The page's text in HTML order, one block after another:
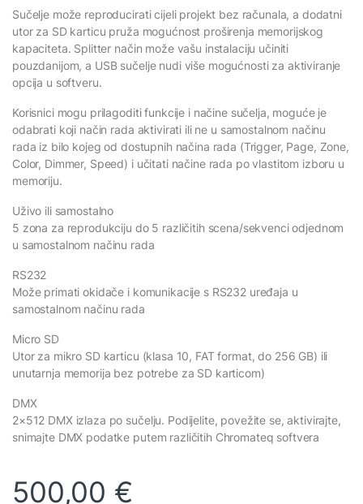
Sučelje može reproducirati cijeli projekt bez računala, a dodatni
utor za SD karticu pruža mogućnost proširenja memorijskog
kapaciteta. Splitter način može vašu instalaciju učiniti
pouzdanijom, a USB sučelje nudi više mogućnosti za aktiviranje
opcija u softveru.
Korisnici mogu prilagoditi funkcije i načine sučelja, moguće je
odabrati koji način rada aktivirati ili ne u samostalnom načinu
rada iz bilo kojeg od dostupnih načina rada (Trigger, Page, Zone,
Color, Dimmer, Speed) i učitati načine rada po vlastitom izboru u
memoriju.
Uživo ili samostalno
5 zona za reprodukciju do 5 različitih scena/sekvenci odjednom
u samostalnom načinu rada
RS232
Može primati okidače i komunikacije s RS232 uređaja u
samostalnom načinu rada
Micro SD
Utor za mikro SD karticu (klasa 10, FAT format, do 256 GB) ili
unutarnja memorija bez potrebe za SD karticom)
DMX
2×512 DMX izlaza po sučelju. Podijelite, povežite se, aktivirajte,
snimajte DMX podatke putem različitih Chromateq softvera
500,00 €